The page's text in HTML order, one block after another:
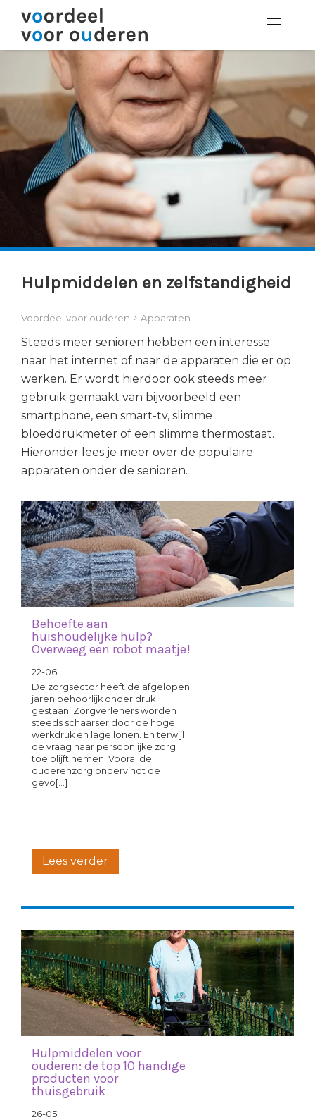
Hulpmiddelen en zelfstandigheid
Voordeel voor ouderen Apparaten
Steeds meer senioren hebben een interesse
naar het internet of naar de apparaten die er op
werken. Er wordt hierdoor ook steeds meer
gebruik gemaakt van bijvoorbeeld een
smartphone, een smart-tv, slimme
bloeddrukmeter of een slimme thermostaat.
Hieronder lees je meer over de populaire
apparaten onder de senioren.
Behoefte aan
huishoudelijke hulp?
Overweeg een robot maatje!
22-06
De zorgsector heeft de afgelopen
jaren behoorlijk onder druk
gestaan. Zorgverleners worden
steeds schaarser door de hoge
werkdruk en lage lonen. En terwijl
de vraag naar persoonlijke zorg
toe blijft nemen. Vooral de
ouderenzorg ondervindt de
gevo[...]
Lees verder
Hulpmiddelen voor
ouderen: de top 10 handige
producten voor
thuisgebruik
26-05